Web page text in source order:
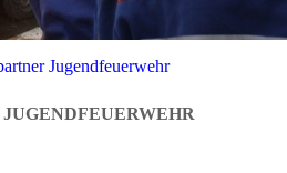
Jugendfeuerwehr